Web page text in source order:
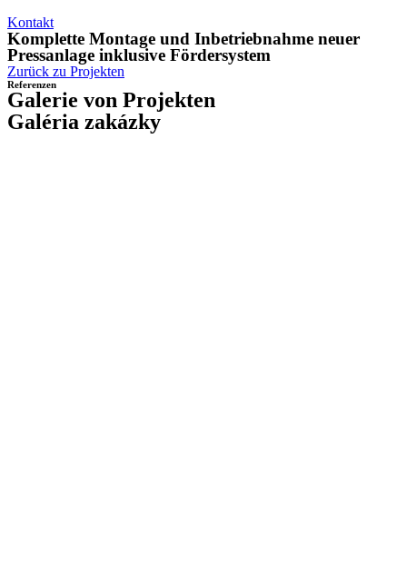
Kontakt
Komplette Montage und Inbetriebnahme neuer
Pressanlage inklusive Fördersystem
Zurück zu Projekten
Referenzen
Galerie von Projekten
Galéria zakázky